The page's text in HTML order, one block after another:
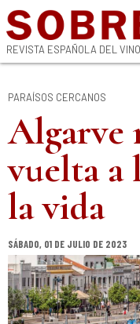
REVISTA ESPAÑOLA DEL
PARAÍSOS CERCANOS
Algarve
vuelta a
la vida
SÁBADO, 01 DE JULIO DE 2023